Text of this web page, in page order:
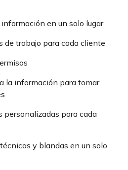
en un solo lugar
de trabajo para cada cliente
la información para tomar
personalizadas para cada
y blandas en un solo